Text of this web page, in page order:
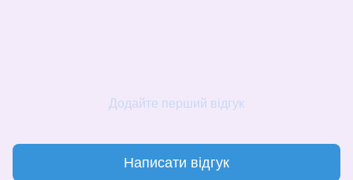
Додайте перший відгук
Написати відгук